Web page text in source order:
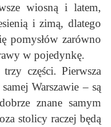
wiosną i latem,
i zimą, dlatego
pomysłów zarówno
w pojedynkę.
części. Pierwsza
Warszawie – są
znane samym
stolicy raczej będą